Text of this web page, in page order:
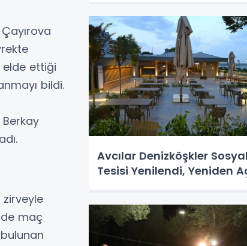
ettiği
bildi.
Berkay
zirveyle
maç
Avcılar Denizköşkler Sosyal
Tesisi Yenilendi, Yeniden